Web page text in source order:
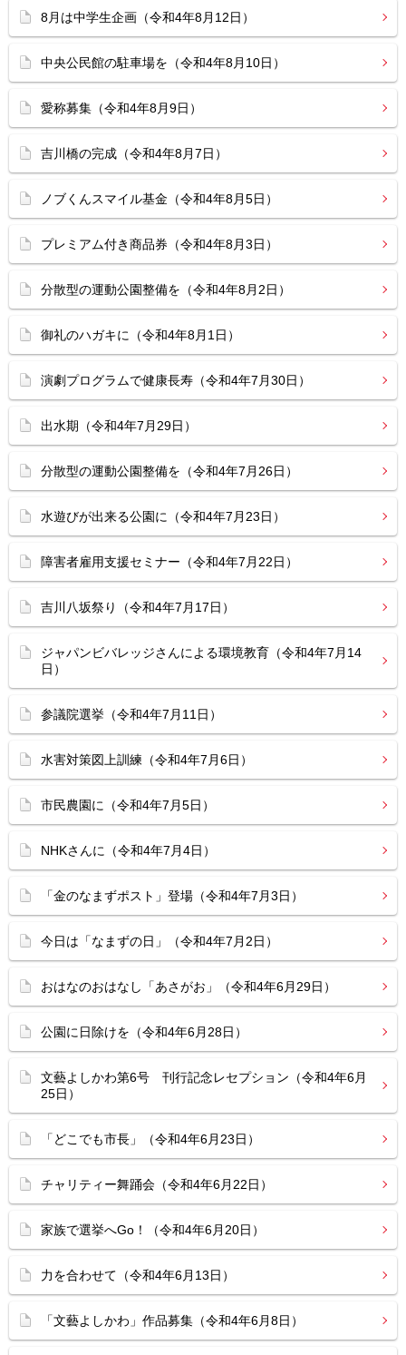
8月は中学生企画（令和4年8月12日）
中央公民館の駐車場を（令和4年8月10日）
愛称募集（令和4年8月9日）
吉川橋の完成（令和4年8月7日）
ノブくんスマイル基金（令和4年8月5日）
プレミアム付き商品券（令和4年8月3日）
分散型の運動公園整備を（令和4年8月2日）
御礼のハガキに（令和4年8月1日）
演劇プログラムで健康長寿（令和4年7月30日）
出水期（令和4年7月29日）
分散型の運動公園整備を（令和4年7月26日）
水遊びが出来る公園に（令和4年7月23日）
障害者雇用支援セミナー（令和4年7月22日）
吉川八坂祭り（令和4年7月17日）
ジャパンビバレッジさんによる環境教育（令和4年7月14
日）
参議院選挙（令和4年7月11日）
水害対策図上訓練（令和4年7月6日）
市民農園に（令和4年7月5日）
NHKさんに（令和4年7月4日）
「金のなまずポスト」登場（令和4年7月3日）
今日は「なまずの日」（令和4年7月2日）
おはなのおはなし「あさがお」（令和4年6月29日）
公園に日除けを（令和4年6月28日）
文藝よしかわ第6号 刊行記念レセプション（令和4年6月
25日）
「どこでも市長」（令和4年6月23日）
チャリティー舞踊会（令和4年6月22日）
家族で選挙へGo！（令和4年6月20日）
力を合わせて（令和4年6月13日）
「文藝よしかわ」作品募集（令和4年6月8日）